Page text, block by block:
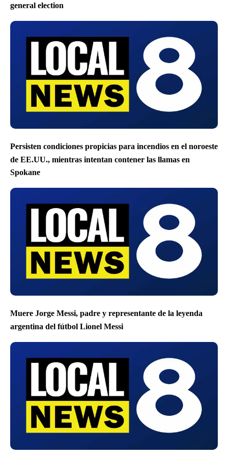
general election
Persisten condiciones propicias para incendios en el noroeste
de EE.UU., mientras intentan contener las llamas en
Spokane
Muere Jorge Messi, padre y representante de la leyenda
argentina del fútbol Lionel Messi